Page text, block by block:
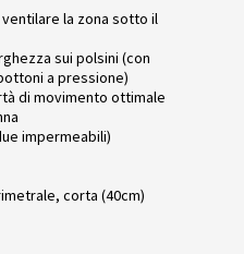
la zona sotto il
sui polsini (con
a pressione)
di movimento ottimale
impermeabili)
corta (40cm)